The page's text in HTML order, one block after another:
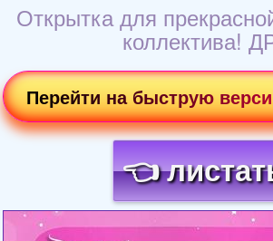
Открытка для
коллектива!
Перейти на быструю
👈
Загрузка